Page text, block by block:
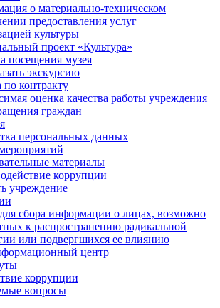
о материально-техническом
предоставления услуг
культуры
проект «Культура»
посещения музея
экскурсию
контракту
оценка качества работы учреждения
граждан
персональных данных
материалы
коррупции
учреждение
сбора информации о лицах, возможно
к распространению радикальной
или подвергшихся ее влиянию
центр
коррупции
вопросы